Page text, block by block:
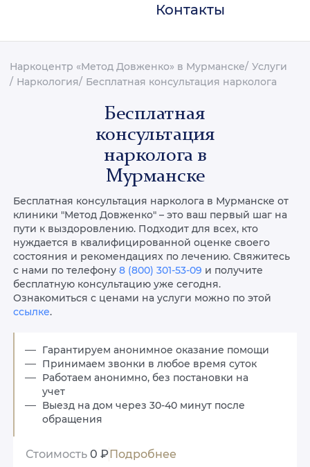
Контакты
Наркоцентр «Метод Довженко» в Мурманске
Услуги
Наркология
Бесплатная консультация нарколога
Бесплатная
консультация
нарколога в
Мурманске
Бесплатная консультация нарколога в Мурманске от
клиники "Метод Довженко" – это ваш первый шаг на
пути к выздоровлению. Подходит для всех, кто
нуждается в квалифицированной оценке своего
состояния и рекомендациях по лечению. Свяжитесь
с нами по телефону 8 (800) 301-53-09 и получите
бесплатную консультацию уже сегодня.
Ознакомиться с ценами на услуги можно по этой
ссылке.
Гарантируем анонимное оказание помощи
Принимаем звонки в любое время суток
Работаем анонимно, без постановки на
учет
Выезд на дом через 30-40 минут после
обращения
Стоимость 0 ₽Подробнее